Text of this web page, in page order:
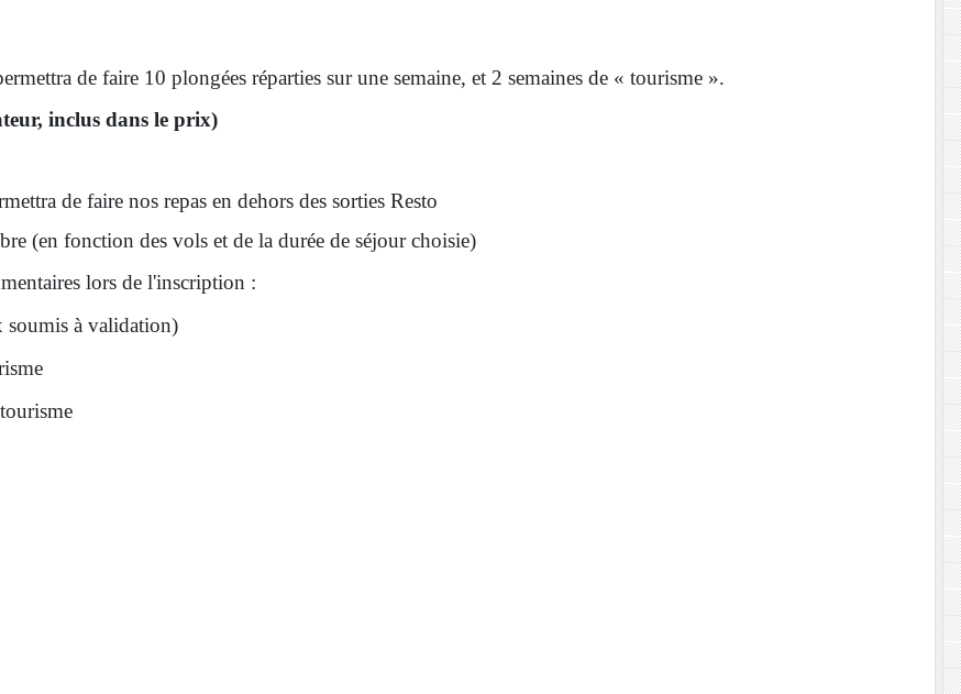
de faire 10 plongées réparties sur une semaine, et 2 semaines de « tourisme ».
inclus dans le prix)
de faire nos repas en dehors des sorties Resto
(en fonction des vols et de la durée de séjour choisie)
lors de l'inscription :
soumis à validation)